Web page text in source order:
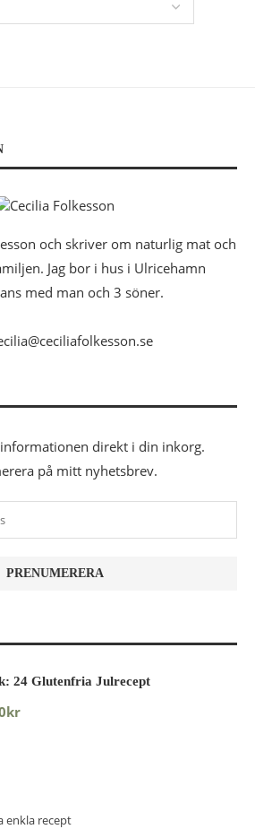
och skriver om naturlig mat och
Jag bor i hus i Ulricehamn
med man och 3 söner.
informationen direkt i din inkorg.
på mitt nyhetsbrev.
24 Glutenfria Julrecept
kr
enkla recept